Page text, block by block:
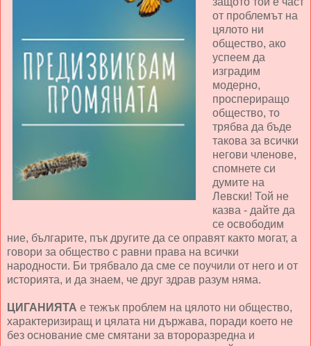
от проблемът на
цялото ни
общество, ако
успеем да
изградим
модерно,
проспериращо
общество, то
трябва да бъде
такова за всички
негови членове,
спомнете си
думите на
Левски! Той не
казва - дайте да
се освободим
ние, българите, пък другите да се оправят както могат, а
говори за общество с равни права на всички
народности. Би трябвало да сме се поучили от него и от
историята, и да знаем, че друг здрав разум няма.
ЦИГАНИЯТА е тежък проблем на цялото ни общество,
характеризиращ и цялата ни държава, поради което не
без основание сме смятани за второразредна и